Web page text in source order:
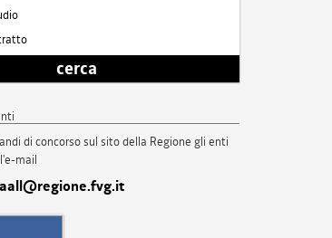
cerca
di concorso sul sito della Regione gli enti
mail